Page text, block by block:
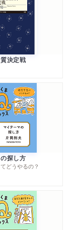
決定戦
探し方
どうやるの？